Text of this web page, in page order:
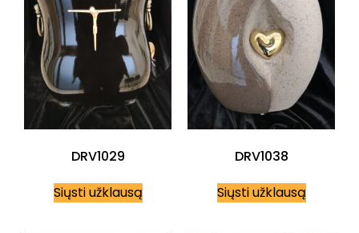
DRV1029
Siųsti užklausą
DRV1038
Siųsti užklausą